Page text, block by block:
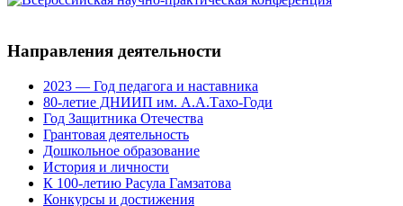
Направления деятельности
2023 — Год педагога и наставника
80-летие ДНИИП им. А.А.Тахо-Годи
Год Защитника Отечества
Грантовая деятельность
Дошкольное образование
История и личности
К 100-летию Расула Гамзатова
Конкурсы и достижения